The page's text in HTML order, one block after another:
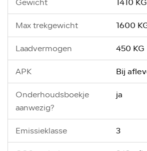
Max trekgewicht 1600
Laadvermogen 450 KG
APK Bij
Onderhoudsboekje
aanwezig?
ja
Emissieklasse 3